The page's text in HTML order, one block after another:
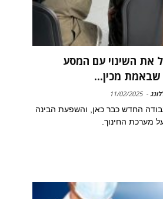
את השינוי עם המסע
שבאמת מכין...
-
11/02/2025
החדש כבר כאן, והשפעת הבינה